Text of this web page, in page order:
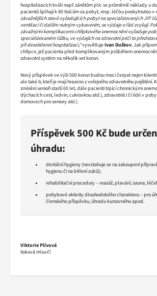
hospitalizacích kvůli např. zánětům plic se průměrně náklady u
pacientů šplhají k 80 tisícům za pobyt, resp. léčbu poskytnutou v
závažnějších stavů vyžadujících pobyt na specializovaných JIP
ventilací či dalším nutným vybavením, se výdaje o řád zvyšují.
závažnými komplikacemi chřipkového onemocnění vyžaduje
specializovaném lůžku, ve výdajích na zdravotní péči to
při desetidenní hospitalizaci,“vysvětlujeIvan Duškov. Jak
chřipce, jež pacienta před komplikovaným průběhem
zdravotní systém na několik set korun.
Nový příspěvek ve výši 500 korun budou moci čerpat nejen
ale také ti, kteří je mají hrazeno z veřejného zdravotního pojištění.
zmínění senioři starší 65 let, dále pacienti trpící chronickými
dýchacích cest, ledvin, cukrovkou atd.), zdravotníci či lidé v
domovech pro seniory atd.).
Příspěvek 500 Kč bude
úhradu:
dentální hygieny (nevztahuje se na zakoupení
hygienu či na bělení zubů);
rehabilitační procedury – masáž, plavání, sauna,
pohybové aktivity dlouhodobého charakteru – pro
členského příspěvku, úhradu kurzovného apod.
Viktorie Plívová
tisková mluvčí